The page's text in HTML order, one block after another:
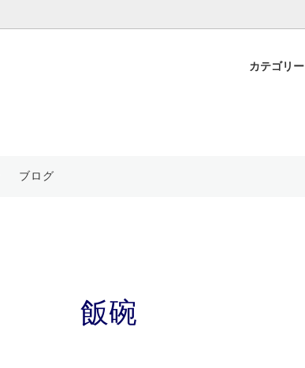
カテゴリー
ブログ
飯碗